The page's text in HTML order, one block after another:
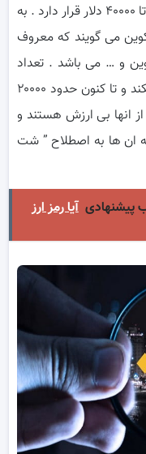
نوشتن این مقاله در کانال قیمتی ۳۰۰۰۰ تا ۴۰۰۰۰ دلار قرار دارد . به
می گویند که معروف
و … می باشد . تعداد
الت کوین ها روز به روز افزایش پیدا میکند و تا کنون حدود ۲۰۰۰۰
از انها بی ارزش هستند و
ان ها به اصطلاح ” شت
پیشنهادی آیا رمز ارز ICP آینده دارد؟ ویژگی های پلتفرم